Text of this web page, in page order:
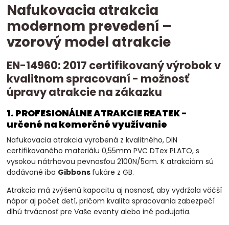
Nafukovacia atrakcia
modernom prevedení –
vzorový model atrakcie
EN-14960: 2017 certifikovaný výrobok v
kvalitnom spracovaní - možnosť
úpravy atrakcie na zákazku
1. PROFESIONÁLNE ATRAKCIE REATEK -
určené na komerčné využívanie
Nafukovacia atrakcia vyrobená z kvalitného, DIN
certifikovaného materiálu 0,55mm PVC DTex PLATO, s
vysokou nátrhovou pevnosťou 2100N/5cm. K atrakciám sú
dodávané iba Gibbons fukáre z GB.
Atrakcia má zvýšenú kapacitu aj nosnosť, aby vydržala väčší
nápor aj počet detí, pričom kvalita spracovania zabezpečí
dlhú trvácnosť pre Vaše eventy alebo iné podujatia.